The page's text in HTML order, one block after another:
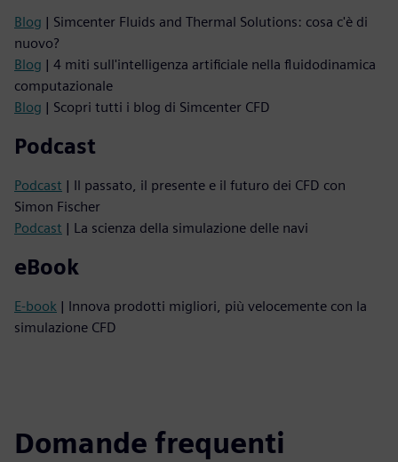
Blog | Simcenter Fluids and Thermal Solutions: cosa c'è di
nuovo?
Blog | 4 miti sull'intelligenza artificiale nella fluidodinamica
computazionale
Blog | Scopri tutti i blog di Simcenter CFD
Podcast
Podcast | Il passato, il presente e il futuro dei CFD con
Simon Fischer
Podcast | La scienza della simulazione delle navi
eBook
E-book | Innova prodotti migliori, più velocemente con la
simulazione CFD
Domande frequenti